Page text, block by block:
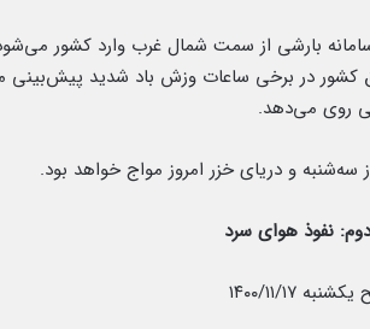
بارشی از سمت شمال غرب وارد کشور
کشور در برخی ساعات وزش باد شدید پیش‌بینی
روی می‌دهد.
سه‌شنبه و دریای خزر امروز مواج خواهد بود.
نفوذ هوای سرد
۱۴۰۰/۱۱/۱۷